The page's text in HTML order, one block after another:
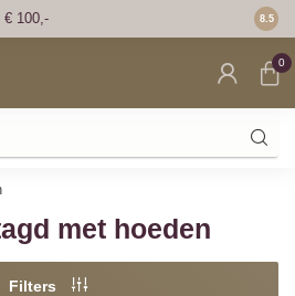
€ 100,- Voor
8.5
0
met hoeden
Filters